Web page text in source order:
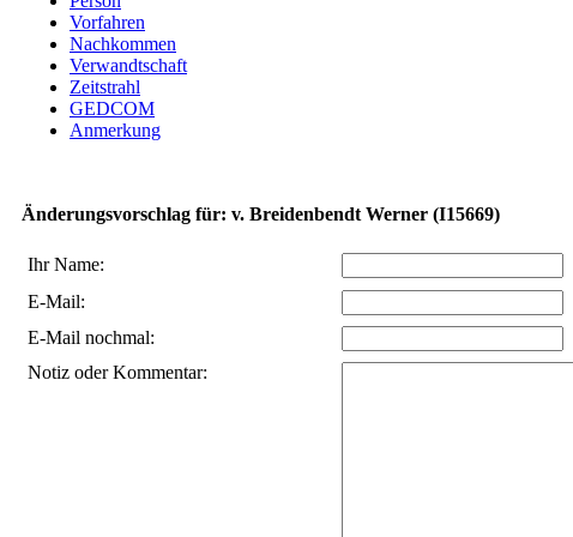
Vorfahren
Nachkommen
Verwandtschaft
Zeitstrahl
GEDCOM
Anmerkung
Änderungsvorschlag für: v. Breidenbendt Werner (I15669)
Ihr Name:
E-Mail:
E-Mail nochmal:
Notiz oder Kommentar: